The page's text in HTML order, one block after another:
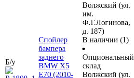
Б/у
Спойлер
бампера
заднего
BMW X5
E70 (2010-
Волжский (ул.
им.
Ф.Г.Логинова,
д. 187)
В наличии (1)
Опциональный
склад
Волжский (ул.